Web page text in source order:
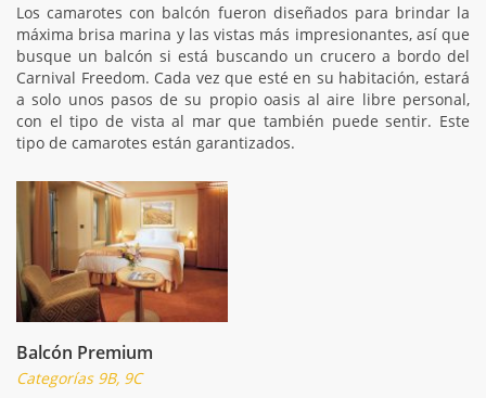
Los camarotes con balcón fueron diseñados para brindar la
máxima brisa marina y las vistas más impresionantes, así que
busque un balcón si está buscando un crucero a bordo del
Carnival Freedom. Cada vez que esté en su habitación, estará
a solo unos pasos de su propio oasis al aire libre personal,
con el tipo de vista al mar que también puede sentir. Este
tipo de camarotes están garantizados.
Balcón Premium
Categorías 9B, 9C